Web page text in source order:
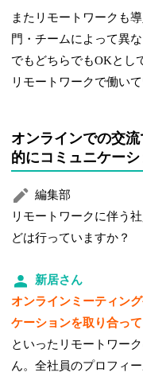
またリモートワークも
門・チームによって異
でもどちらでもOKとし
リモートワークで働い
オンラインでの交
的にコミュニケー
編集部
リモートワークに伴う
どは行っていますか？
新居さん
オンラインミーティン
ケーションを取り合っ
といったリモートワー
ん。全社員のプロフィ